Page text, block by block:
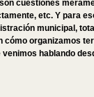
cuestiones
etc. Y para
municipal,
cómo organizamos
hablando